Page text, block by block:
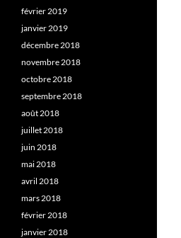
février 2019
janvier 2019
décembre 2018
novembre 2018
octobre 2018
septembre 2018
août 2018
juillet 2018
juin 2018
mai 2018
avril 2018
mars 2018
février 2018
janvier 2018